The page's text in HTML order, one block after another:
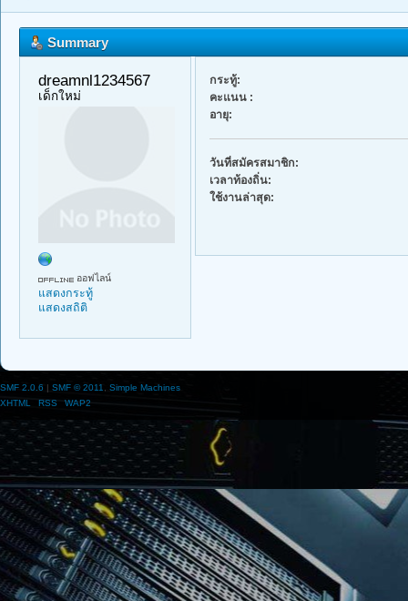
Summary
dreamnl1234567
เด็กใหม่
ออฟไลน์
แสดงกระทู้
แสดงสถิติ
กระทู้:
คะแนน :
อายุ:
วันที่สมัครสมาชิก:
เวลาท้องถิ่น:
ใช้งานล่าสุด:
SMF 2.0.6 | SMF © 2011
Simple Machines
XHTML
RSS WAP2